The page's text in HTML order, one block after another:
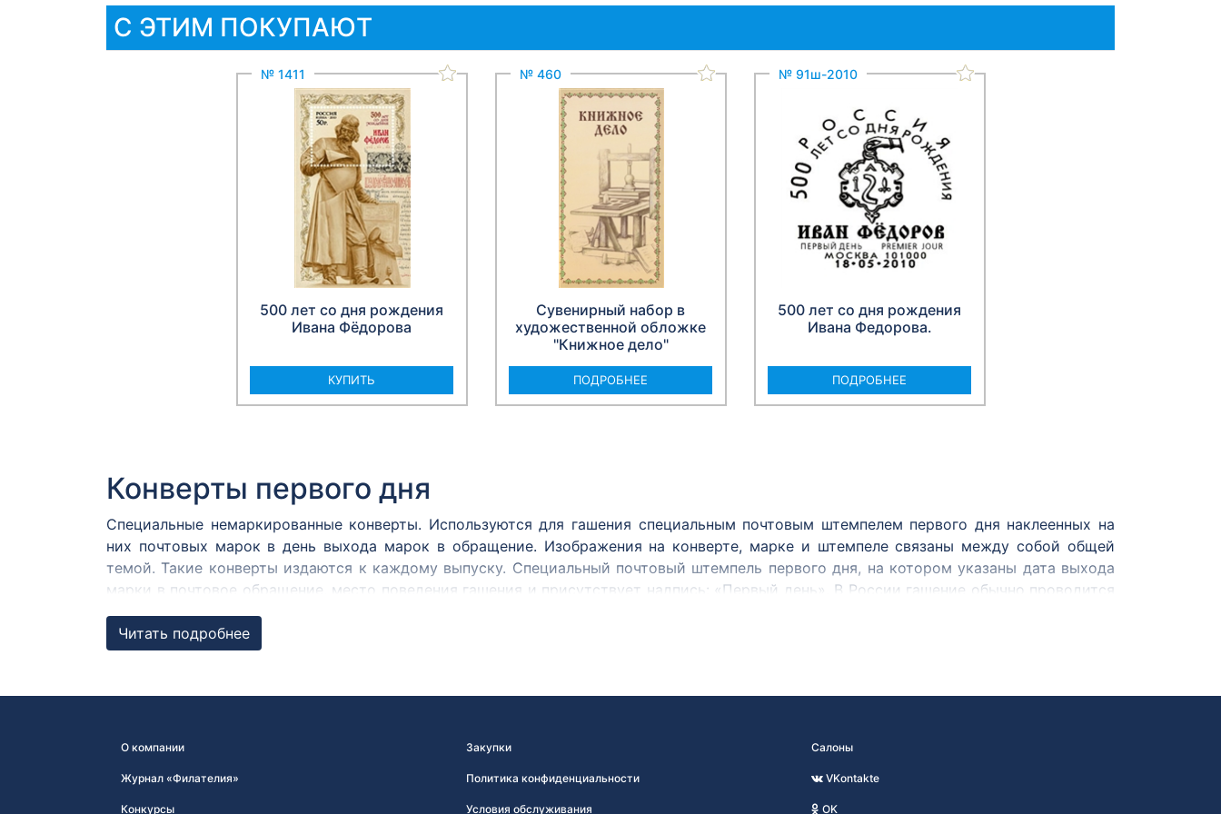
С ЭТИМ ПОКУПАЮТ
№ 1411
500 лет со дня рождения
Ивана Фёдорова
КУПИТЬ
№ 460
Сувенирный набор в
художественной обложке
"Книжное дело"
ПОДРОБНЕЕ
№ 91ш-2010
500 лет со дня рождения
Ивана Федорова.
ПОДРОБНЕЕ
Конверты первого дня
Специальные немаркированные конверты. Используются для гашения специальным почтовым штемпелем первого дня наклеенных на
них почтовых марок в день выхода марок в обращение. Изображения на конверте, марке и штемпеле связаны между собой общей
темой. Такие конверты издаются к каждому выпуску. Специальный почтовый штемпель первого дня, на котором указаны дата выхода
марки в почтовое обращение, место поведения гашения и присутствует надпись: «Первый день». В России гашение обычно проводится
в Москве, Санкт-Петербурге и городе, так или иначе связанном с темой выпуска.
Практика издания специально подготовленных конвертов первого дня или КПД началась в США в 1851 году. В России первые
новогодней марке «С Новым 1969 годом!». Конверт содержал рисунок, совпадающий по сюжету с почтовой маркой, новогоднее
Читать подробнее
О компании
Журнал «Филателия»
Конкурсы
Закупки
Политика конфиденциальности
Условия обслуживания
Салоны
VKontakte
OK